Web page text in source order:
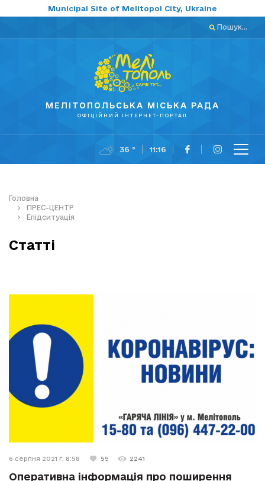
Municipal Site of Melitopol City, Ukraine
Пошук...
МЕЛІТОПОЛЬСЬКА МІСЬКА РАДА
ОФІЦІЙНИЙ ІНТЕРНЕТ-ПОРТАЛ
36 ° 11:16
Головна
ПРЕС-ЦЕНТР
Епідситуація
Статті
6 серпня 2021 г. 8:58 59 2241
Оперативна інформація про поширення